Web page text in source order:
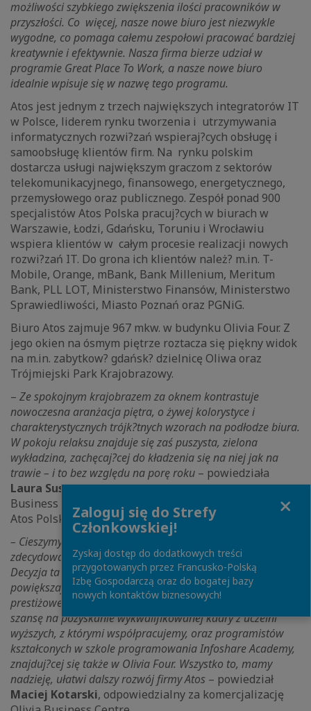
możliwości szybkiego zwiększenia ilości pracowników w
przyszłości. Co więcej, nasze nowe biuro jest niezwykle
wygodne, co pomaga całemu zespołowi pracować bardziej
kreatywnie i efektywnie. Nasza firma bierze udział w
programie Great Place To Work, a nasze nowe biuro
idealnie wpisuje się w nazwę tego programu.
Atos jest jednym z trzech największych integratorów IT
w Polsce, liderem rynku tworzenia i utrzymywania
informatycznych rozwi?zań wspieraj?cych obsługę i
samoobsługę klientów firm. Na rynku polskim
dostarcza usługi największym graczom z sektorów
telekomunikacyjnego, finansowego, energetycznego,
przemysłowego oraz publicznego. Zespół ponad 900
specjalistów Atos Polska pracuj?cych w biurach w
Warszawie, Łodzi, Gdańsku, Toruniu i Wrocławiu
wspiera klientów w całym procesie realizacji nowych
rozwi?zań IT. Do grona ich klientów należ? m.in. T-
Mobile, Orange, mBank, Bank Millenium, Meritum
Bank, PLL LOT, Ministerstwo Finansów, Ministerstwo
Sprawiedliwości, Miasto Poznań oraz PGNiG.
Biuro Atos zajmuje 967 mkw. w budynku Olivia Four. Z
jego okien na ósmym piętrze roztacza się piękny widok
na m.in. zabytkow? gdańsk? dzielnicę Oliwa oraz
Trójmiejski Park Krajobrazowy.
– Ze spokojnym krajobrazem za oknem kontrastuje
nowoczesna aranżacja piętra, o żywej kolorystyce i
charakterystycznych trójk?tnych wzorach na podłodze biura.
W pokoju relaksu znajduje się zaś puszysta, zielona
wykładzina, zachęcaj?cej do kładzenia się na niej jak na
trawie – i to bez względu na porę roku – powiedziała
Laura Susmarska, Senior Project Manager w Olivia
Business Centre, odpowiedzialna za aranżację biura
Atos Polska w Olivia Four.
– Cieszymy się, że trójmiejski oddział Atos rośnie i
zdecydował się przeprowadzić do Olivia Business Centre.
Decyzja ta umożliwia z jednej strony dostęp do stale
powiększaj?cej się powierzchni naszego centrum oraz
prestiżowego otoczenia biznesowego. Z drugiej – daje
szansę na pozyskanie wykwalifikowanej kadry z uczelni
wyższych, z którymi współpracujemy, oraz programistów
kształconych w szkole programowania Infoshare Academy,
znajduj?cej się także w Olivia Four. Wszystko to, mamy
nadzieję, ułatwi dalszy rozwój firmy Atos – powiedział
Maciej Kotarski, odpowiedzialny za komercjalizację
Zaloguj się do Strefy
Członkowskiej!
Zyskaj dostęp do dodatkowych treści
przygotowanych przez Francusko-Polską
Izbę Gospodarczą oraz do bogatej bazy
nowych kontaktów biznesowych!